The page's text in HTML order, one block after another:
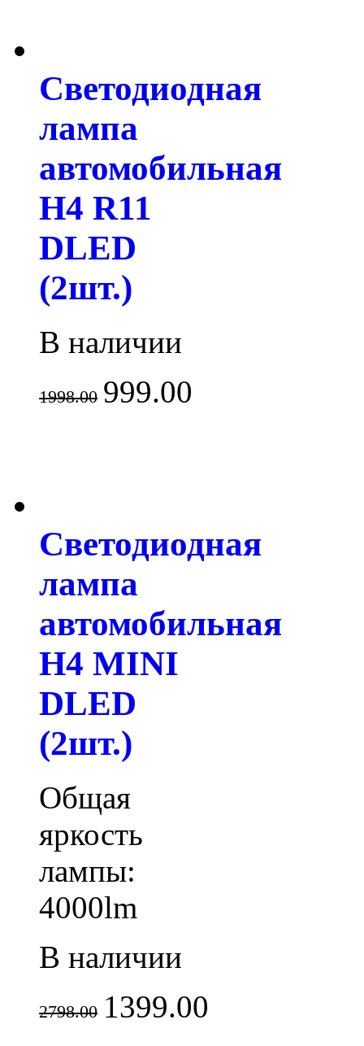
Светодиодная
лампа
автомобильная
H4 R11
DLED
(2шт.)
В наличии
1998.00 999.00
Светодиодная
лампа
автомобильная
H4 MINI
DLED
(2шт.)
Общая
яркость
лампы:
4000lm
В наличии
2798.00 1399.00